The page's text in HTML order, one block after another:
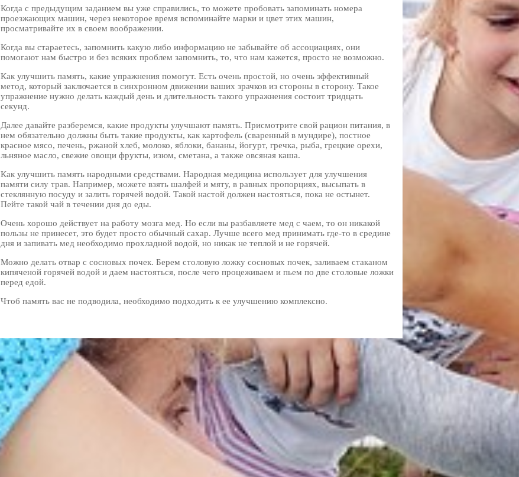
Когда с предыдущим заданием вы уже справились, то можете пробовать запоминать номера
проезжающих машин, через некоторое время вспоминайте марки и цвет этих машин,
просматривайте их в своем воображении.
Когда вы стараетесь, запомнить какую либо информацию не забывайте об ассоциациях, они
помогают нам быстро и без всяких проблем запомнить, то, что нам кажется, просто не возможно.
Как улучшить память, какие упражнения помогут. Есть очень простой, но очень эффективный
метод, который заключается в синхронном движении ваших зрачков из стороны в сторону. Такое
упражнение нужно делать каждый день и длительность такого упражнения состоит тридцать
секунд.
Далее давайте разберемся, какие продукты улучшают память. Присмотрите свой рацион питания, в
нем обязательно должны быть такие продукты, как картофель (сваренный в мундире), постное
красное мясо, печень, ржаной хлеб, молоко, яблоки, бананы, йогурт, гречка, рыба, грецкие орехи,
льняное масло, свежие овощи фрукты, изюм, сметана, а также овсяная каша.
Как улучшить память народными средствами. Народная медицина использует для улучшения
памяти силу трав. Например, можете взять шалфей и мяту, в равных пропорциях, высыпать в
стеклянную посуду и залить горячей водой. Такой настой должен настояться, пока не остынет.
Пейте такой чай в течении дня до еды.
Очень хорошо действует на работу мозга мед. Но если вы разбавляете мед с чаем, то он никакой
пользы не принесет, это будет просто обычный сахар. Лучше всего мед принимать где-то в средине
дня и запивать мед необходимо прохладной водой, но никак не теплой и не горячей.
Можно делать отвар с сосновых почек. Берем столовую ложку сосновых почек, заливаем стаканом
кипяченой горячей водой и даем настояться, после чего процеживаем и пьем по две столовые ложки
перед едой.
Чтоб память вас не подводила, необходимо подходить к ее улучшению комплексно.